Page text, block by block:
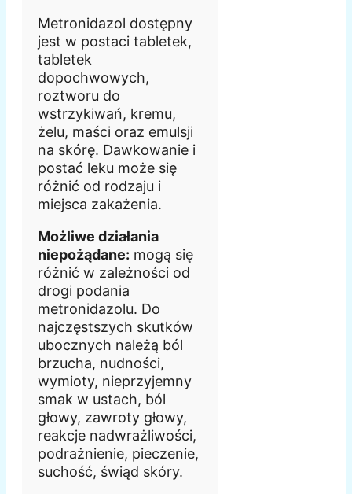
Metronidazol dostępny
jest w postaci tabletek,
tabletek
dopochwowych,
roztworu do
wstrzykiwań, kremu,
żelu, maści oraz emulsji
na skórę. Dawkowanie i
postać leku może się
różnić od rodzaju i
miejsca zakażenia.
Możliwe działania
niepożądane: mogą się
różnić w zależności od
drogi podania
metronidazolu. Do
najczęstszych skutków
ubocznych należą ból
brzucha, nudności,
wymioty, nieprzyjemny
smak w ustach, ból
głowy, zawroty głowy,
reakcje nadwrażliwości,
podrażnienie, pieczenie,
suchość, świąd skóry.